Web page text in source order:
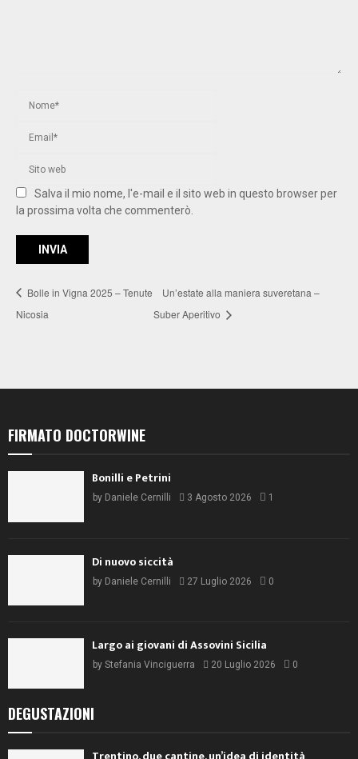
Salva il mio nome, l'e-mail e il sito web in questo browser per
la prossima volta che commenterò.
Bolle in Vigna 2025 – Tenute
Nicosia
Un’estate alla maniera suveretana –
Suber Aperitivo
FIRMATO DOCTORWINE
Bonilli e Petrini
by Daniele Cernilli 3 Agosto 2026 1
Di nuovo siccità
by Daniele Cernilli 27 Luglio 2026 0
Largo ai giovani di Assovini Sicilia
by Stefania Vinciguerra 20 Luglio 2026 0
DEGUSTAZIONI